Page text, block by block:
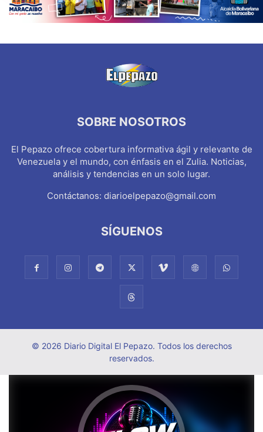
SOBRE NOSOTROS
El Pepazo ofrece cobertura informativa ágil y relevante de
Venezuela y el mundo, con énfasis en el Zulia. Noticias,
análisis y tendencias en un solo lugar.
Contáctanos: diarioelpepazo@gmail.com
SÍGUENOS
© 2026 Diario Digital El Pepazo. Todos los derechos
reservados.